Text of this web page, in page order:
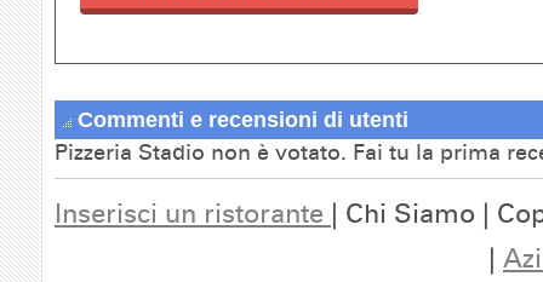
Commenti e recensioni di utenti
Pizzeria Stadio non è votato. Fai tu la prima
Inserisci un ristorante | Chi Siamo |
|